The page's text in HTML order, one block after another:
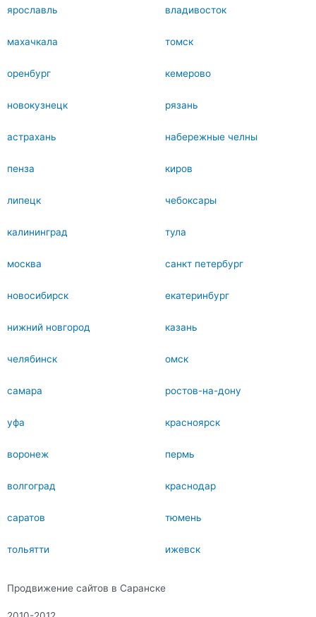
ярославль владивосток
махачкала томск
оренбург кемерово
новокузнецк рязань
астрахань набережные челны
пенза киров
липецк чебоксары
калининград тула
москва санкт петербург
новосибирск екатеринбург
нижний новгород казань
челябинск омск
самара ростов-на-дону
уфа красноярск
воронеж пермь
волгоград краснодар
саратов тюмень
тольятти ижевск
Продвижение сайтов в Саранске